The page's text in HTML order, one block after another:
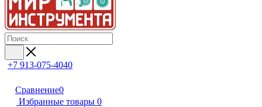
+7 913-075-4040
Сравнение0
Избранные товары 0